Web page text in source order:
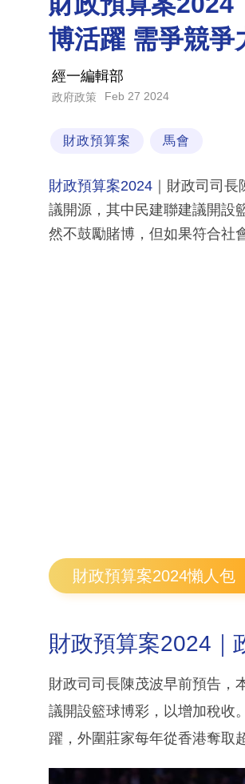
博活躍 需爭競爭
經一編輯部
政府政策 Feb 27 2024
財政預算案 馬會
財政預算案2024 ｜財政司司
議開源，其中民建聯建議開設
然不鼓勵賭博，但如果符合社
財政預算案2024懶人包
財政預算案2024｜
財政司司長陳茂波早前預告，
議開設籃球博彩，以增加稅收
躍，外圍莊家每年從香港奪取